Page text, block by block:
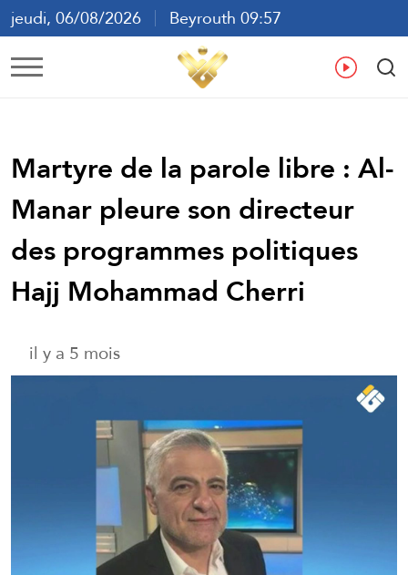
jeudi, 06/08/2026
Beyrouth 09:57
ع
Martyre de la parole libre : Al-
Manar pleure son directeur
des programmes politiques
Hajj Mohammad Cherri
il y a 5 mois